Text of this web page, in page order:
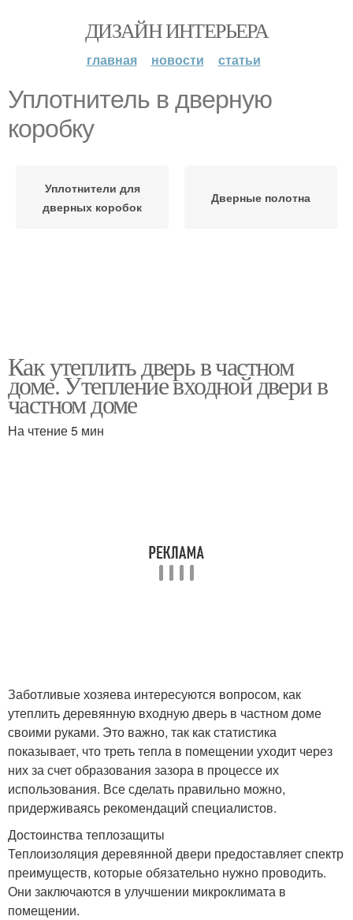
ДИЗАЙН ИНТЕРЬЕРА
главная новости статьи
Уплотнитель в дверную
коробку
Уплотнители для
дверных коробок
Дверные полотна
Как утеплить дверь в частном
доме. Утепление входной двери в
частном доме
На чтение 5 мин
Заботливые хозяева интересуются вопросом, как
утеплить деревянную входную дверь в частном доме
своими руками. Это важно, так как статистика
показывает, что треть тепла в помещении уходит через
них за счет образования зазора в процессе их
использования. Все сделать правильно можно,
придерживаясь рекомендаций специалистов.
Достоинства теплозащиты
Теплоизоляция деревянной двери предоставляет спектр
преимуществ, которые обязательно нужно проводить.
Они заключаются в улучшении микроклимата в
помещении.